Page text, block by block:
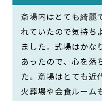
斎場内はとても綺麗
れていたので気持ち
ました。式場はかな
あったので、心を落
た。斎場はとても近
火葬場や会食ルーム